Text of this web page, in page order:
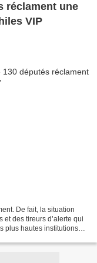
réclament une
VIP
De fait, la situation
et des tireurs d’alerte qui
plus hautes institutions